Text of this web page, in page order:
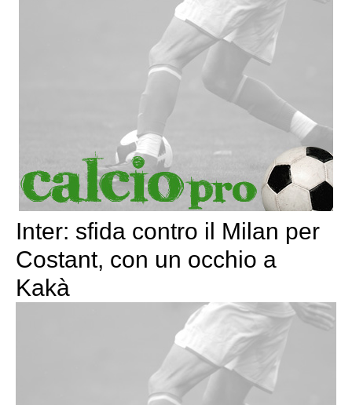
Inter: sfida contro il Milan per
Costant, con un occhio a
Kakà